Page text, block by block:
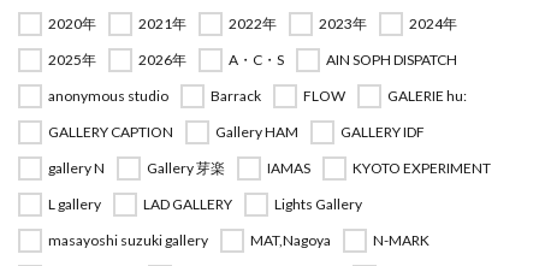
2020年 2021年 2022年 2023年
2024年
2025年
2026年 A・C・S
AIN SOPH DISPATCH
anonymous studio
Barrack FLOW
GALERIE hu:
GALLERY CAPTION
Gallery HAM
GALLERY IDF
gallery N
Gallery 芽楽 IAMAS
KYOTO EXPERIMENT
L gallery
LAD GALLERY
Lights Gallery
masayoshi suzuki gallery
MAT,Nagoya
N-MARK